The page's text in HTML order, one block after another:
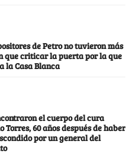
de Petro no tuvieron más
que criticar la puerta por la que
la Casa Blanca
el cuerpo del cura
Torres, 60 años después de haber
por un general del